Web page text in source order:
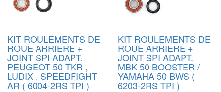
KIT ROULEMENTS DE
ROUE ARRIERE +
JOINT SPI ADAPT.
PEUGEOT 50 TKR ,
LUDIX , SPEEDFIGHT
AR ( 6004-2RS TPI )
KIT ROULEMENTS DE
ROUE ARRIERE +
JOINT SPI ADAPT.
MBK 50 BOOSTER /
YAMAHA 50 BWS (
6203-2RS TPI )